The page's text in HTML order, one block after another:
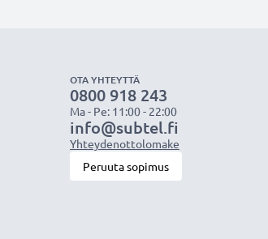
OTA YHTEYTTÄ
0800 918 243
Ma - Pe: 11:00 - 22:00
info@subtel.fi
Yhteydenottolomake
Peruuta sopimus